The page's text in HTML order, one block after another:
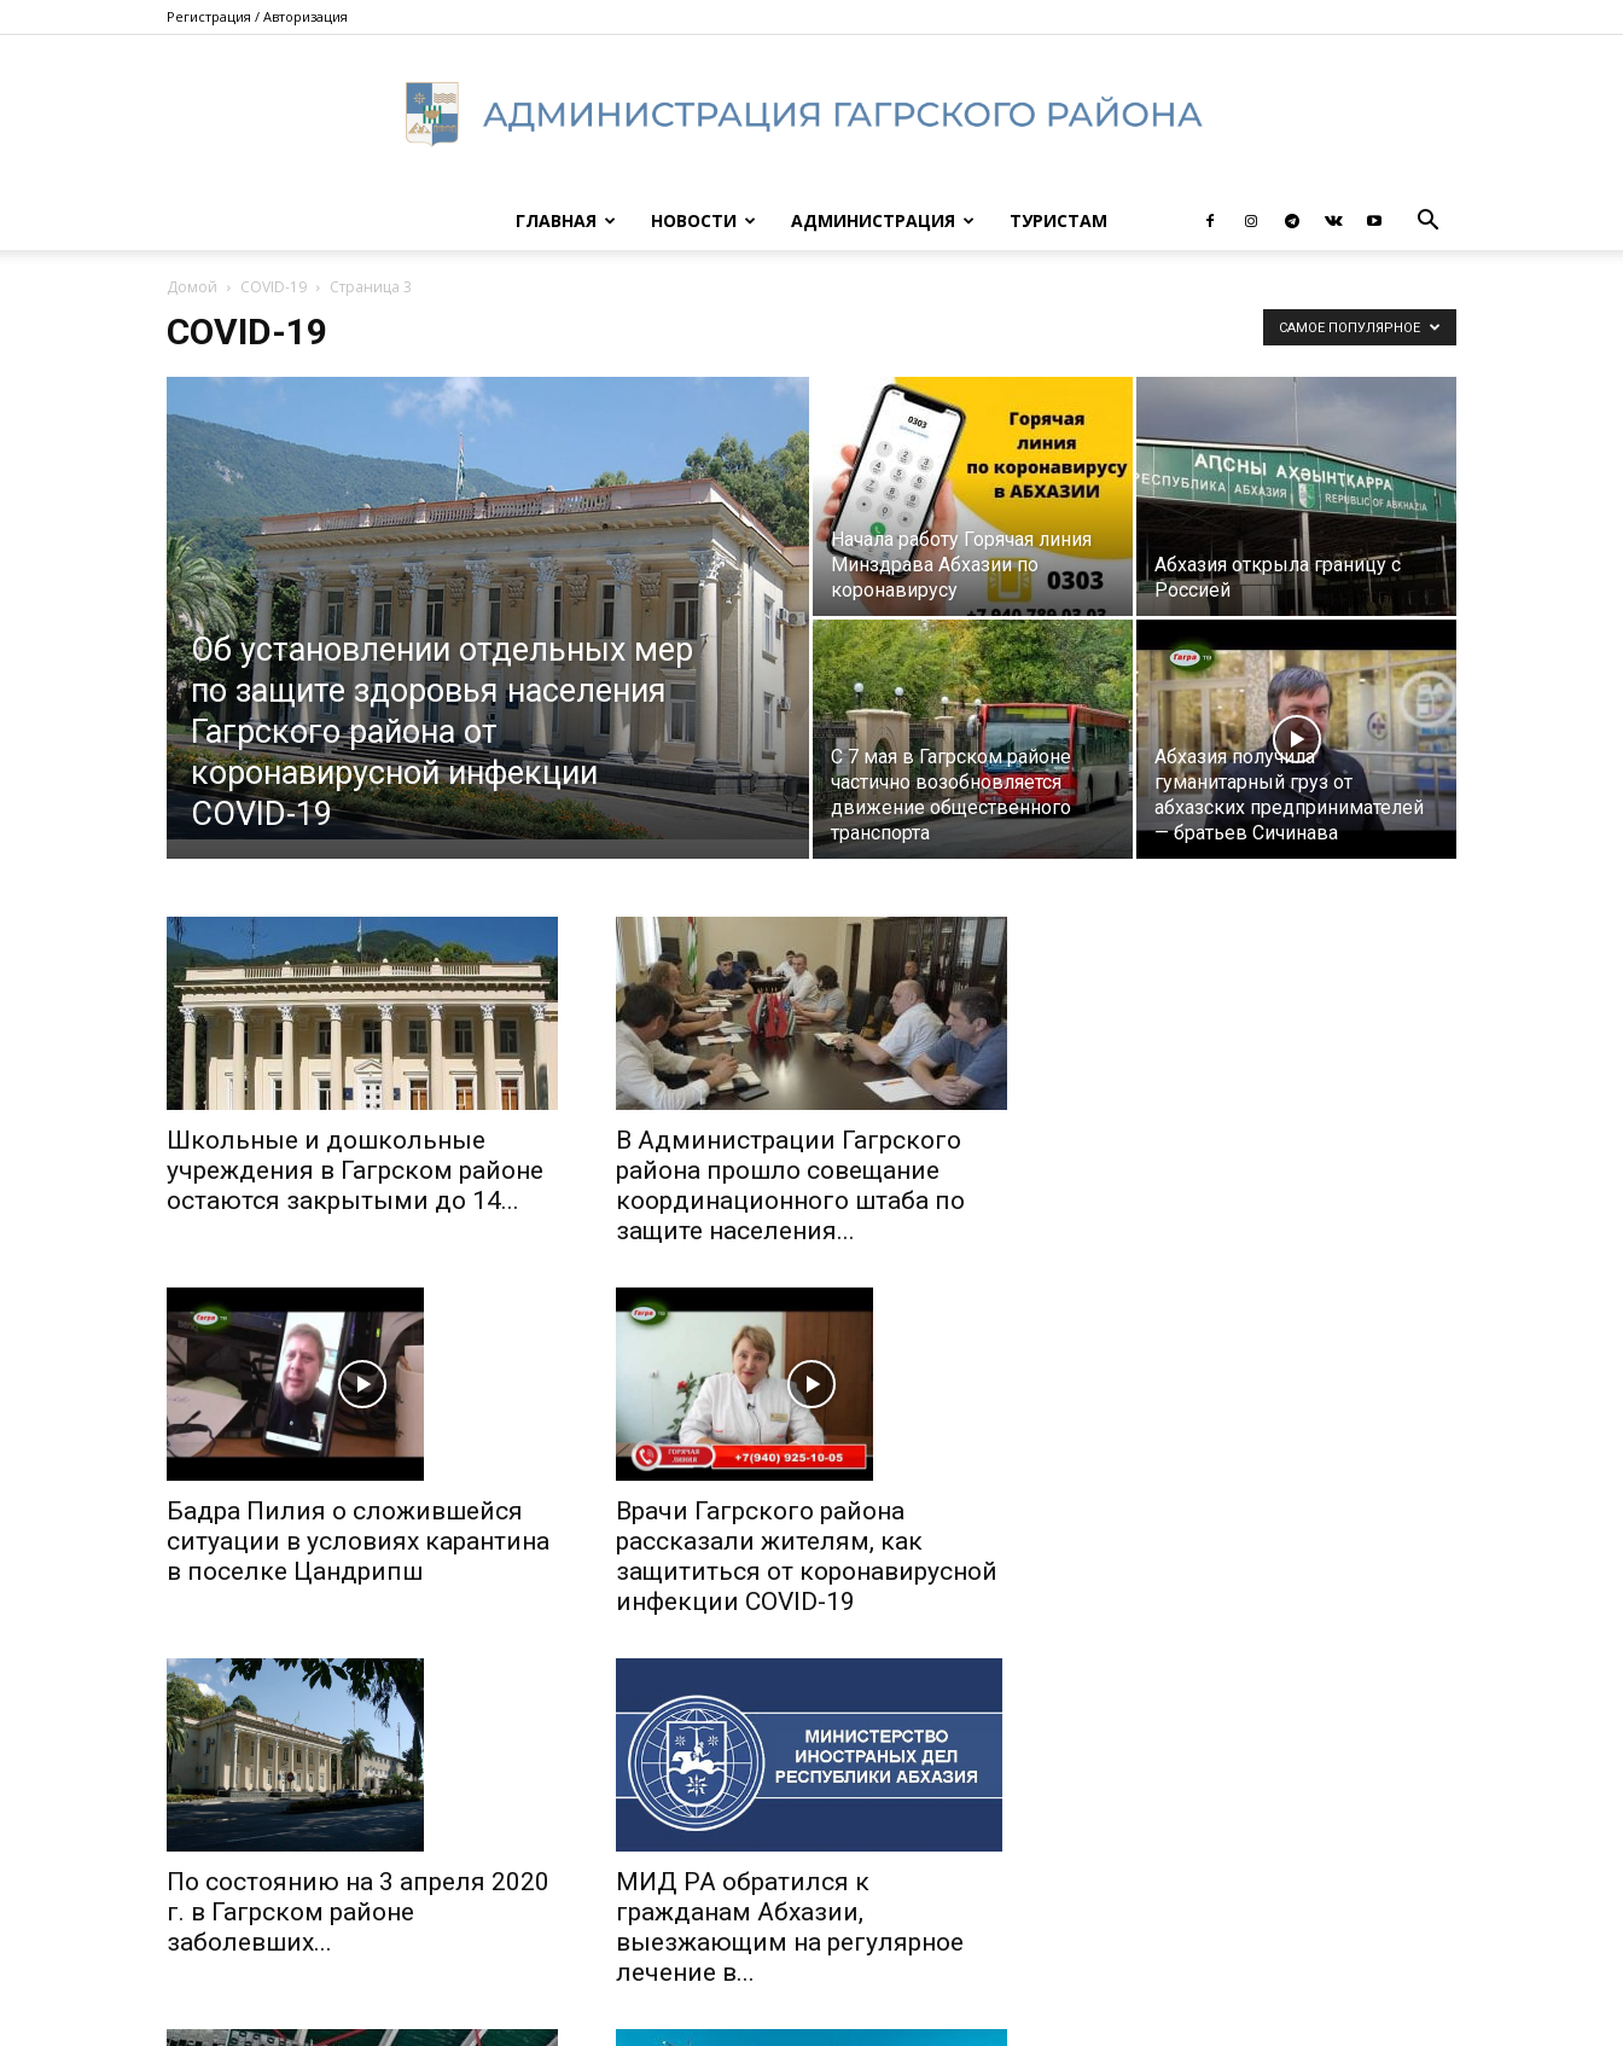
Регистрация / Авторизация
Администрация
Гагрского
района
ГЛАВНАЯ НОВОСТИ АДМИНИСТРАЦИЯ ТУРИСТАМ
Домой COVID-19 Страница 3
COVID-19 САМОЕ ПОПУЛЯРНОЕ
Об установлении отдельных мер
по защите здоровья населения
Гагрского района от
коронавирусной инфекции
COVID-19
Начала работу Горячая линия
Минздрава Абхазии по
коронавирусу
Абхазия открыла границу с
Россией
С 7 мая в Гагрском районе
частично возобновляется
движение общественного
транспорта
Абхазия получила
гуманитарный груз от
абхазских предпринимателей
— братьев Сичинава
Школьные и дошкольные
учреждения в Гагрском районе
остаются закрытыми до 14...
В Администрации Гагрского
района прошло совещание
координационного штаба по
защите населения...
Бадра Пилия о сложившейся
ситуации в условиях карантина
в поселке Цандрипш
Врачи Гагрского района
рассказали жителям, как
защититься от коронавирусной
инфекции COVID-19
По состоянию на 3 апреля 2020
г. в Гагрском районе
заболевших...
МИД РА обратился к
гражданам Абхазии,
выезжающим на регулярное
лечение в...